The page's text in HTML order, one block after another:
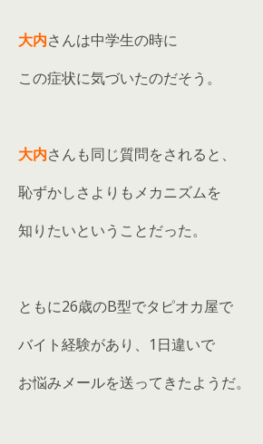
大内さんは中学生の時に
この症状に気づいたのだそう。
大内さんも同じ質問をされると、
恥ずかしさよりもメカニズムを
知りたいということだった。
ともに26歳のB型でタピオカ屋で
バイト経験があり、1日違いで
お悩みメールを送ってきたようだ。